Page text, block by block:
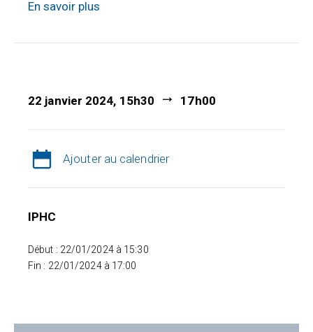
En savoir plus
22 janvier 2024, 15h30 17h00
Ajouter au calendrier
IPHC
Début : 22/01/2024 à 15:30
Fin : 22/01/2024 à 17:00